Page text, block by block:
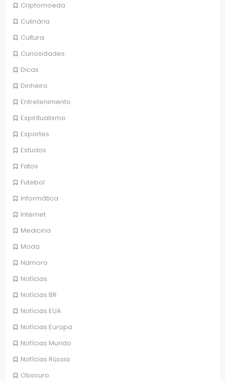
Criptomoeda
Culinária
Cultura
Curiosidades
Dicas
Dinheiro
Entretenimento
Espiritualismo
Esportes
Estudos
Fatos
Futebol
Informática
Internet
Medicina
Moda
Namoro
Notícias
Notícias BR
Notícias EUA
Notícias Europa
Notícias Mundo
Notícias Rússia
Obscuro